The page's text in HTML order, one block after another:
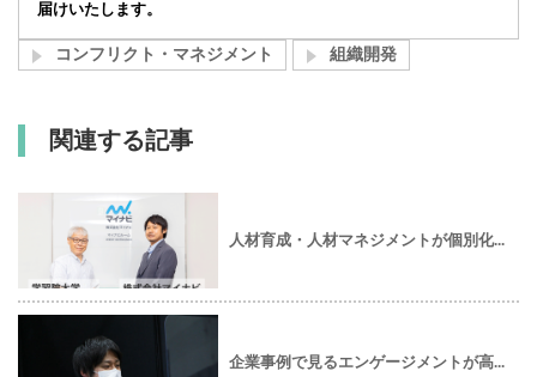
届けいたします。
コンフリクト・マネジメント 組織開発
関連する記事
人材育成・人材マネジメントが個別化...
企業事例で見るエンゲージメントが高...